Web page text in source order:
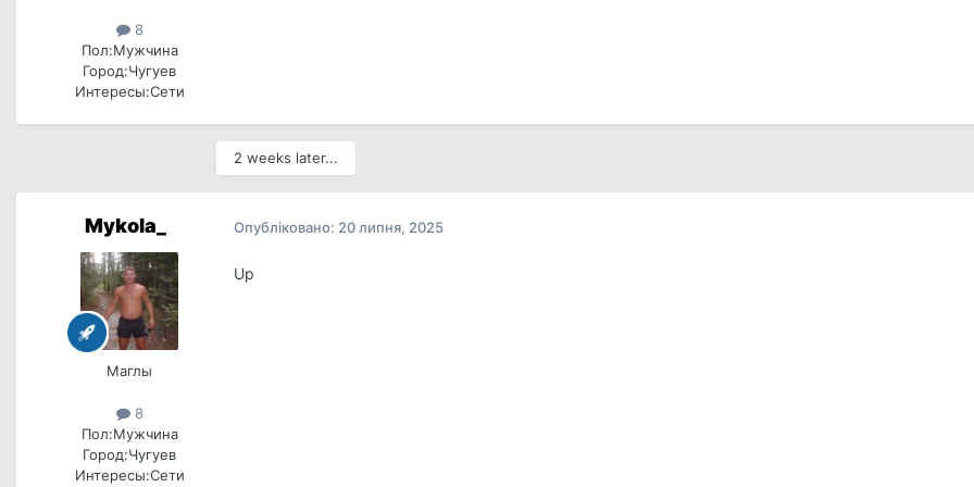
8
Пол:Мужчина
Город:Чугуев
Интересы:Сети
2 weeks later...
Mykola_
Маглы
8
Пол:Мужчина
Город:Чугуев
Интересы:Сети
Опубліковано: 20 липня, 2025
Up